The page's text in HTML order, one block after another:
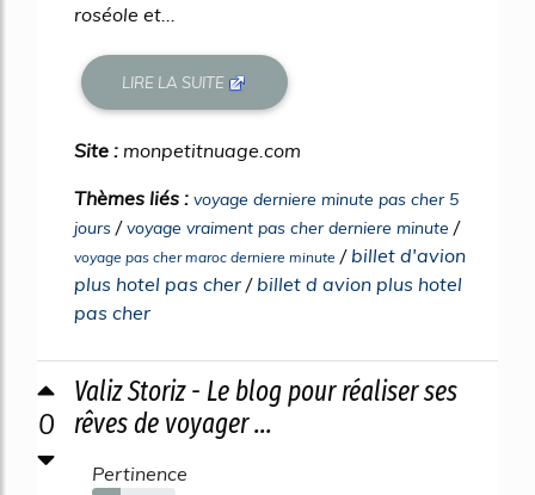
roséole et...
LIRE LA SUITE
Site : monpetitnuage.com
Thèmes liés : voyage derniere minute pas cher 5
jours /voyage vraiment pas cher derniere minute /
voyage pas cher maroc derniere minute / billet d'avion
plus hotel pas cher / billet d avion plus hotel
pas cher
0
Valiz Storiz - Le blog pour réaliser ses
rêves de voyager ...
Pertinence